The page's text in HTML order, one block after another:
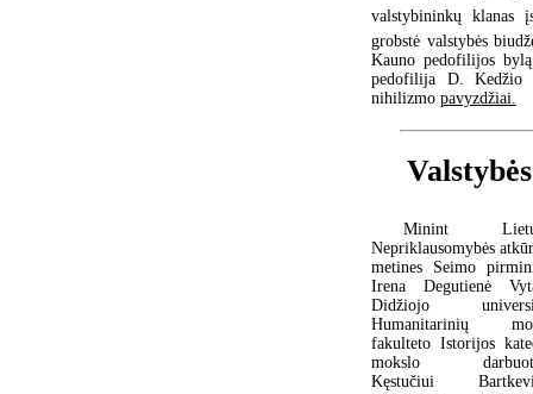
valstybininkų
grobstė valstybės
Kauno pedofilijos
pedofilija D. Kedžio
nihilizmo pavyzdžiai.
Minint
Nepriklausomybės
metines Seimo
Irena Degutienė
Didžiojo
Humanitarinių
fakulteto Istorijos
mokslo
Kęstučiui